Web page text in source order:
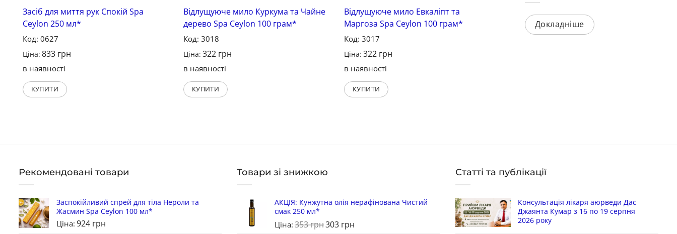
Докладніше
Засіб для миття рук Спокій Spa
Ceylon 250 мл*
Код: 0627
Ціна: 833 грн
в наявності
КУПИТИ
Відлущуюче мило Куркума та Чайне
дерево Spa Ceylon 100 грам*
Код: 3018
Ціна: 322 грн
в наявності
КУПИТИ
Відлущуюче мило Евкаліпт та
Маргоза Spa Ceylon 100 грам*
Код: 3017
Ціна: 322 грн
в наявності
КУПИТИ
Іланг Spa Ceylon 100 грам*
Рекомендовані товари
Заспокійливий спрей для тіла Нероли та
Жасмин Spa Ceylon 100 мл*
Ціна: 924 грн
Товари зі знижкою
АКЦІЯ: Кунжутна олія нерафінована Чистий
смак 250 мл*
Ціна: 353грн303 грн
Статті та публікації
Консультація лікаря аюрведи Дас
Джаянта Кумар з 16 по 19 серпня
2026 року